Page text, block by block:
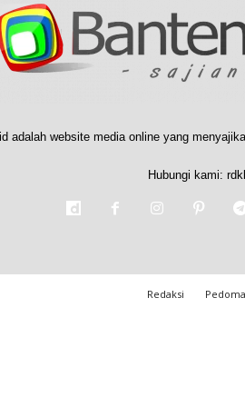
adalah website media online yang
Hubungi kami:
Redaksi